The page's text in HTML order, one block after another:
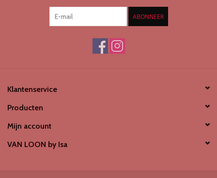
ABONNEER
Klantenservice
Producten
Mijn account
VAN LOON by Isa